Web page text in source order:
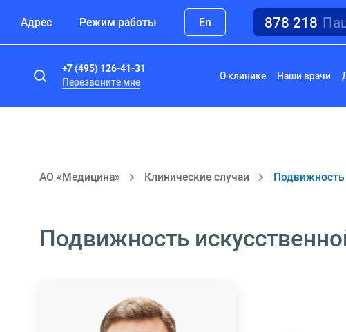
Адрес Режим работы En 878 218
+7 (495) 126-41-31
Перезвоните мне
О клинике Наши врачи
АО «Медицина» Клинические случаи Подвижность
Подвижность